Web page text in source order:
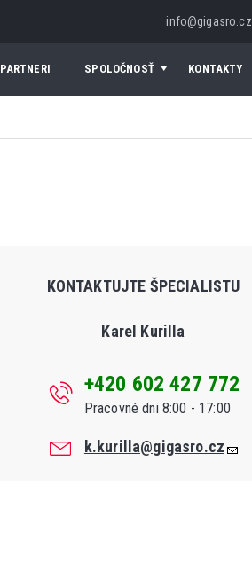
info@gigasro.cz
PARTNERI SPOLOČNOSŤ KONTAKTY
KONTAKTUJTE ŠPECIALISTU
Karel Kurilla
+420 602 427 772
Pracovné dni 8:00 - 17:00
k.kurilla@gigasro.cz